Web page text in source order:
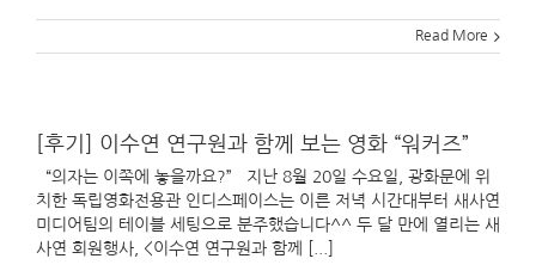
Read More
[후기] 이수연 연구원과 함께 보는 영화 “워커즈”
“의자는 이쪽에 놓을까요?” 지난 8월 20일 수요일, 광화문에 위
치한 독립영화전용관 인디스페이스는 이른 저녁 시간대부터 새사연
미디어팀의 테이블 세팅으로 분주했습니다^^ 두 달 만에 열리는 새
사연 회원행사, <이수연 연구원과 함께 [...]